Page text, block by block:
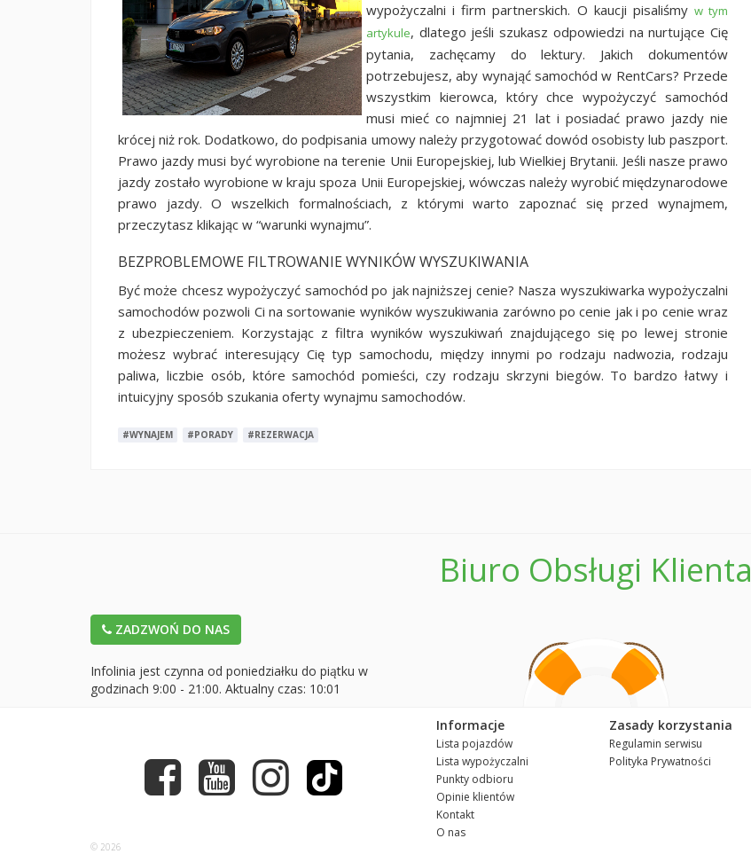
wypożyczalni i firm partnerskich. O kaucji pisaliśmy w tym
artykule, dlatego jeśli szukasz odpowiedzi na nurtujące Cię
pytania, zachęcamy do lektury. Jakich dokumentów
potrzebujesz, aby wynająć samochód w RentCars? Przede
wszystkim kierowca, który chce wypożyczyć samochód
musi mieć co najmniej 21 lat i posiadać prawo jazdy nie
krócej niż rok. Dodatkowo, do podpisania umowy należy przygotować dowód osobisty lub paszport.
Prawo jazdy musi być wyrobione na terenie Unii Europejskiej, lub Wielkiej Brytanii. Jeśli nasze prawo
jazdy zostało wyrobione w kraju spoza Unii Europejskiej, wówczas należy wyrobić międzynarodowe
prawo jazdy. O wszelkich formalnościach, z którymi warto zapoznać się przed wynajmem,
przeczytasz klikając w “warunki wynajmu”.
BEZPROBLEMOWE FILTROWANIE WYNIKÓW WYSZUKIWANIA
Być może chcesz wypożyczyć samochód po jak najniższej cenie? Nasza wyszukiwarka wypożyczalni
samochodów pozwoli Ci na sortowanie wyników wyszukiwania zarówno po cenie jak i po cenie wraz
z ubezpieczeniem. Korzystając z filtra wyników wyszukiwań znajdującego się po lewej stronie
możesz wybrać interesujący Cię typ samochodu, między innymi po rodzaju nadwozia, rodzaju
paliwa, liczbie osób, które samochód pomieści, czy rodzaju skrzyni biegów. To bardzo łatwy i
intuicyjny sposób szukania oferty wynajmu samochodów.
#WYNAJEM #PORADY #REZERWACJA
Biuro Obsługi Klienta
ZADZWOŃ DO NAS
Infolinia jest czynna od poniedziałku do piątku w
godzinach 9:00 - 21:00. Aktualny czas: 10:01
Informacje
Lista pojazdów
Lista wypożyczalni
Punkty odbioru
Opinie klientów
Kontakt
O nas
Zasady korzystania
Regulamin serwisu
Polityka Prywatności
© 2026